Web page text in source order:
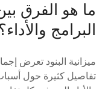
ما هو الفرق
البرامج والأداء؟
ميزانية البنود تعرض
تفاصيل كثيرة حول أسباب